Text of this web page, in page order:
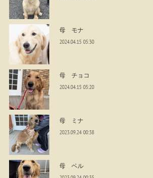
母 モナ
2024.04.15 05:30
母 チョコ
2024.04.15 05:20
母 ミナ
2023.09.24 00:38
母 ベル